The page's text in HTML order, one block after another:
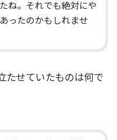
ね。それでも絶対にや
ったのかもしれませ
せていたものは何で